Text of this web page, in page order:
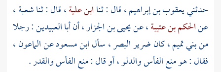
حدثنييعقوب بن إبراهيم، قال : ثناابن علية، قال : ثناشعبة،
عنالحكم بن عتيبة، عنيحيى بن الجزار، أنأبا العبيدين: رجلا
منبني تميم، كان ضرير البصر ، سألابن مسعودعن الماعون ،
فقال : هو منع الفأس والدلو ، أو قال : منع الفأس والقدر .